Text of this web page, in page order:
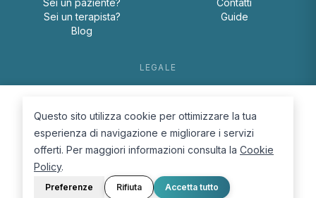
Sei un paziente?
Sei un terapista?
Blog
Contatti
Guide
LEGALE
Cookie Policy
Questo sito utilizza cookie per ottimizzare la tua
esperienza di navigazione e migliorare i servizi
offerti. Per maggiori informazioni consulta la Cookie
Policy.
Preferenze Rifiuta Accetta tutto